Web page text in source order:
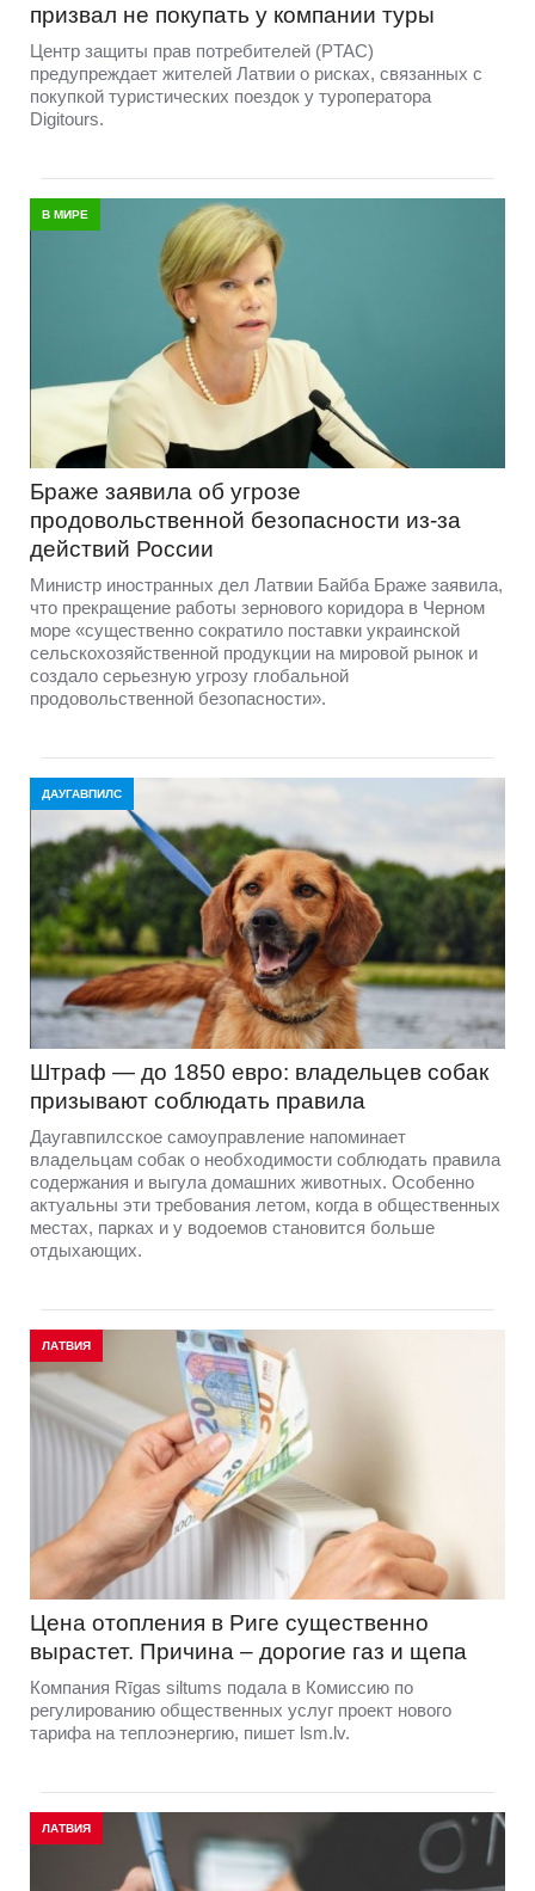
призвал не покупать у компании туры
Центр защиты прав потребителей (PTAC)
предупреждает жителей Латвии о рисках, связанных с
покупкой туристических поездок у туроператора
Digitours.
В МИРЕ
Браже заявила об угрозе
продовольственной безопасности из-за
действий России
Министр иностранных дел Латвии Байба Браже заявила,
что прекращение работы зернового коридора в Черном
море «существенно сократило поставки украинской
сельскохозяйственной продукции на мировой рынок и
создало серьезную угрозу глобальной
продовольственной безопасности».
ДАУГАВПИЛС
Штраф — до 1850 евро: владельцев собак
призывают соблюдать правила
Даугавпилсское самоуправление напоминает
владельцам собак о необходимости соблюдать правила
содержания и выгула домашних животных. Особенно
актуальны эти требования летом, когда в общественных
местах, парках и у водоемов становится больше
отдыхающих.
ЛАТВИЯ
Цена отопления в Риге существенно
вырастет. Причина – дорогие газ и щепа
Компания Rīgas siltums подала в Комиссию по
регулированию общественных услуг проект нового
тарифа на теплоэнергию, пишет lsm.lv.
ЛАТВИЯ